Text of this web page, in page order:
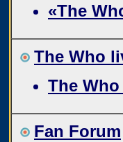
«The
The Who
The
Fan Forum